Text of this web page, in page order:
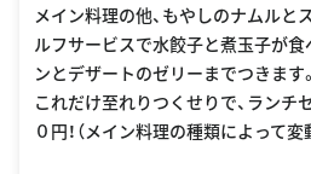
メイン料理の他、もやしのナムルと
ルフサービスで水餃子と煮玉子が食
ンとデザートのゼリーまでつきます。
これだけ至れりつくせりで、ラン
０円！（メイン料理の種類によって変